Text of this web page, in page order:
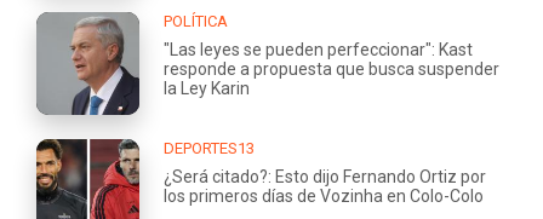
POLÍTICA
"Las leyes se pueden perfeccionar": Kast
responde a propuesta que busca suspender
la Ley Karin
DEPORTES13
¿Será citado?: Esto dijo Fernando Ortiz por
los primeros días de Vozinha en Colo-Colo